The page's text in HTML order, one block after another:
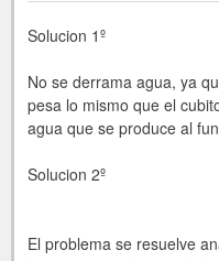
Solucion 1º
No se derrama agua, ya
pesa lo mismo que el
agua que se produce al
Solucion 2º
El problema se resuelve